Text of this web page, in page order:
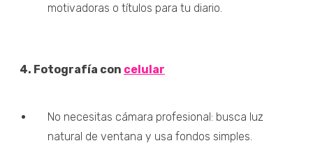
motivadoras o títulos para tu diario.
4. Fotografía con celular
No necesitas cámara profesional: busca luz
natural de ventana y usa fondos simples.